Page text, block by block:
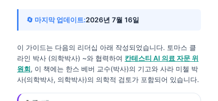
🔄 마지막 업데이트:2026년 7월 16일
이 가이드는 다음의 리더십 아래 작성되었습니다. 토마스 클
라인 박사 (의학박사) ~와 협력하여 칸테스티 AI 의료 자문 위
원회, 이 책에는 한스 베버 교수(박사)의 기고와 사라 미첼 박
사(의학박사, 의학박사)의 의학적 검토가 포함되어 있습니다.